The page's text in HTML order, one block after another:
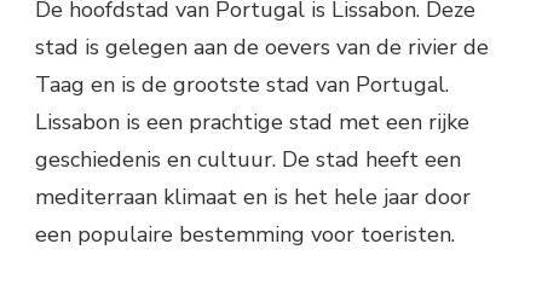
De hoofdstad van Portugal is Lissabon. Deze
stad is gelegen aan de oevers van de rivier de
Taag en is de grootste stad van Portugal.
Lissabon is een prachtige stad met een rijke
geschiedenis en cultuur. De stad heeft een
mediterraan klimaat en is het hele jaar door
een populaire bestemming voor toeristen.